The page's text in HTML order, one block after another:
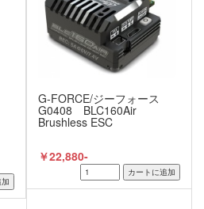
G-FORCE/ジーフォース
G0408 BLC160Air
Brushless ESC
￥22,880-